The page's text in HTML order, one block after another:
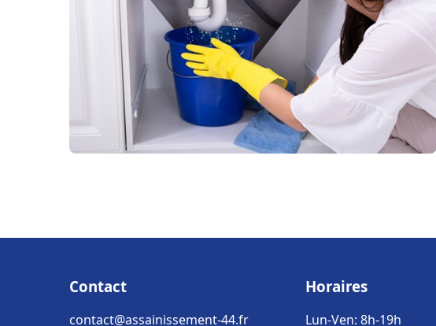
Contact
contact@assainissement-44.fr
Horaires
Lun-Ven: 8h-19h